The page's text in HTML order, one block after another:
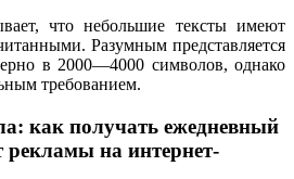
что небольшие тексты имеют
Разумным представляется
в 2000—4000 символов, однако
требованием.
как получать ежедневный
рекламы на интернет-